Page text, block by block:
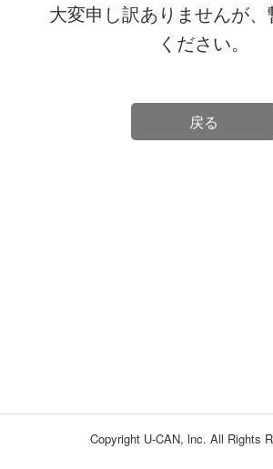
大変申し訳ありませんが
ください。
戻る
Copyright U-CAN, lnc. All Rights